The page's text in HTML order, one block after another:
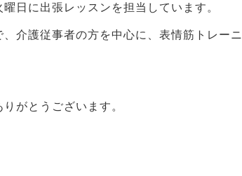
日に出張レッスンを担当しています。
介護従事者の方を中心に、表情筋トレーニ
がとうございます。